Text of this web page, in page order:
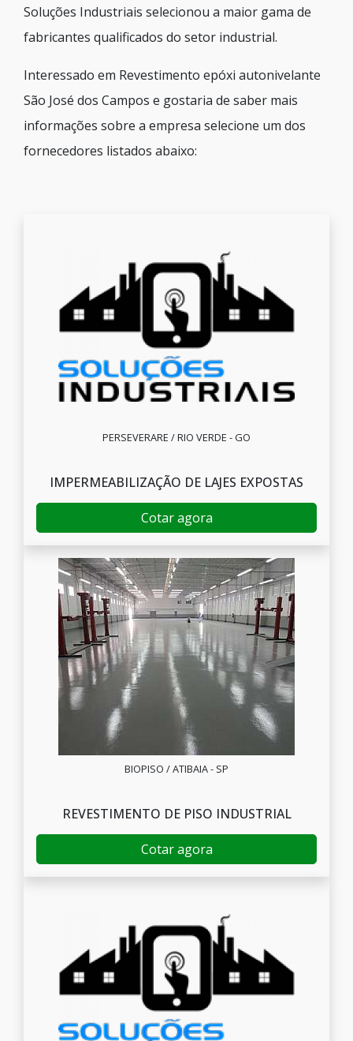
Soluções Industriais selecionou a maior gama de
fabricantes qualificados do setor industrial.
Interessado em Revestimento epóxi autonivelante
São José dos Campos e gostaria de saber mais
informações sobre a empresa selecione um dos
fornecedores listados abaixo:
PERSEVERARE / RIO VERDE - GO
IMPERMEABILIZAÇÃO DE LAJES EXPOSTAS
Cotar agora
BIOPISO / ATIBAIA - SP
REVESTIMENTO DE PISO INDUSTRIAL
Cotar agora